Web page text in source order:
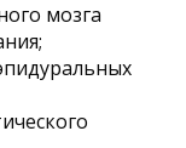
мозга